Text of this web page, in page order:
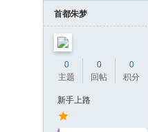
首都朱梦
0
主题
0
回帖
0
积分
新手上路